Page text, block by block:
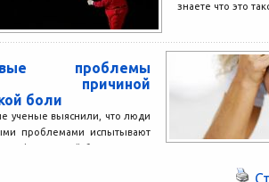
знаете что это
проблемы
причиной
боли
ученые выяснили, что люди
проблемами испытывают
физической боли, чем те,